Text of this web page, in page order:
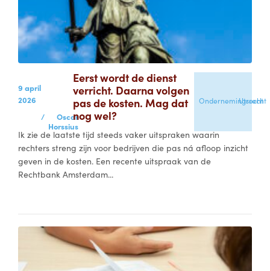
9 april
2026
/
Oscar
Horssius
Eerst wordt de dienst
verricht. Daarna volgen
pas de kosten. Mag dat
nog wel?
Ondernemingsrecht
Utrecht
Ik zie de laatste tijd steeds vaker uitspraken waarin
rechters streng zijn voor bedrijven die pas ná afloop inzicht
geven in de kosten. Een recente uitspraak van de
Rechtbank Amsterdam...